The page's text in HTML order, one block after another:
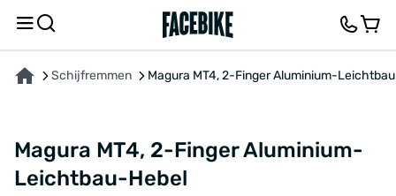
Schijfremmen Magura MT4, 2-Finger Aluminium-
Magura MT4, 2-Finger Aluminium-
Leichtbau-Hebel
OVER HET PRODUCT KENMERKENBESCHRIJVING FEEDBACK EN VRAGEN